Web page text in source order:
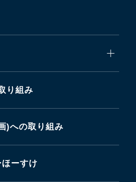
り組み
)への取り組み
ーすけ